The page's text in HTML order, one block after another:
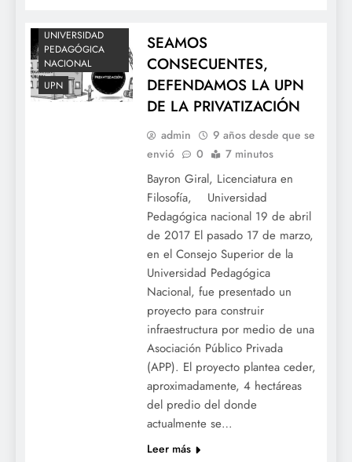
UNIVERSIDAD
PEDAGÓGICA
NACIONAL
UPN
SEAMOS
CONSECUENTES,
DEFENDAMOS LA UPN
DE LA PRIVATIZACIÓN
admin
9 años desde que se
envió
0 7 minutos
Bayron Giral, Licenciatura en
Filosofía, Universidad
Pedagógica nacional 19 de abril
de 2017 El pasado 17 de marzo,
en el Consejo Superior de la
Universidad Pedagógica
Nacional, fue presentado un
proyecto para construir
infraestructura por medio de una
Asociación Público Privada
(APP). El proyecto plantea ceder,
aproximadamente, 4 hectáreas
del predio del donde
actualmente se…
Leer más